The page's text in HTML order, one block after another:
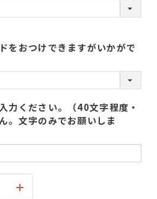
をおつけできますがいかがで
力ください。（40文字程度・
。文字のみでお願いしま